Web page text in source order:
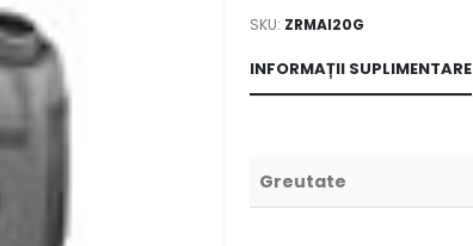
SKU: ZRMAI20G
INFORMAȚII SUPLIMENTARE
Greutate